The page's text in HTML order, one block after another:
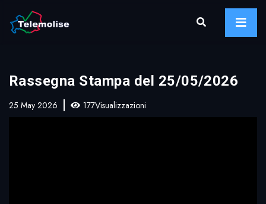
Rassegna Stampa del 25/05/2026
25 May 2026 177Visualizzazioni